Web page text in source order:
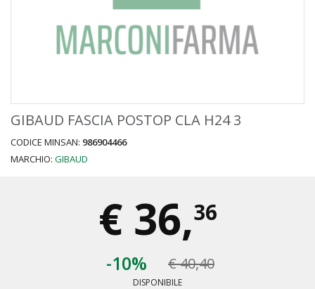
GIBAUD FASCIA POSTOP CLA H24 3
CODICE MINSAN: 986904466
MARCHIO: GIBAUD
€ 36,36
-10% € 40,40
DISPONIBILE